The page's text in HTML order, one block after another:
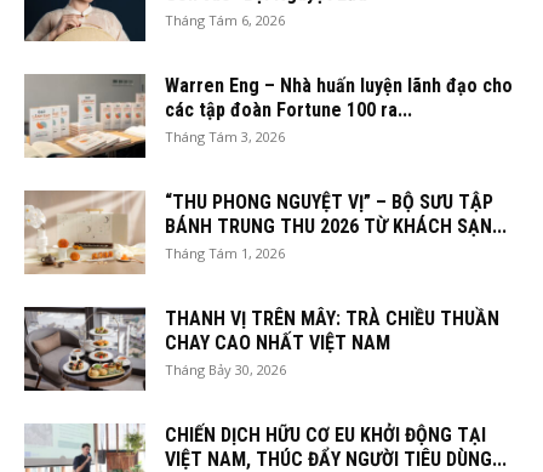
Tháng Tám 6, 2026
Warren Eng – Nhà huấn luyện lãnh đạo cho
các tập đoàn Fortune 100 ra...
Tháng Tám 3, 2026
“THU PHONG NGUYỆT VỊ” – BỘ SƯU TẬP
BÁNH TRUNG THU 2026 TỪ KHÁCH SẠN...
Tháng Tám 1, 2026
THANH VỊ TRÊN MÂY: TRÀ CHIỀU THUẦN
CHAY CAO NHẤT VIỆT NAM
Tháng Bảy 30, 2026
CHIẾN DỊCH HỮU CƠ EU KHỞI ĐỘNG TẠI
VIỆT NAM, THÚC ĐẨY NGƯỜI TIÊU DÙNG...